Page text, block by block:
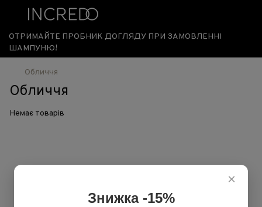
ОТРИМАЙТЕ ПРОБНИК ДОГЛЯДУ ПРИ ЗАМОВЛЕННІ
ШАМПУНЮ!
Обличчя
Обличчя
Немає товарів
×
Знижка -15%